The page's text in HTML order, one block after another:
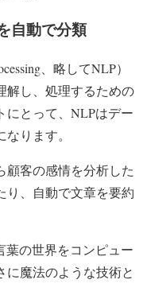
自動で分類
、略してNLP）
解し、処理するための
にとって、NLPはデー
ります。
顧客の感情を分析した
り、自動で文章を要約
葉の世界をコンピュー
に魔法のような技術と